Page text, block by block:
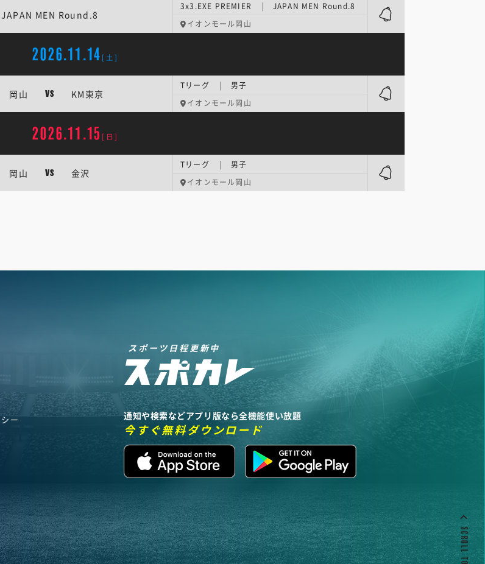
JAPAN MEN Round.8
3x3.EXE PREMIER | JAPAN MEN Round.8
イオンモール岡山
2026.11.14 [土]
岡山 VS KM東京
Tリーグ | 男子
イオンモール岡山
2026.11.15 [日]
岡山 VS 金沢
Tリーグ | 男子
イオンモール岡山
ー
スポーツ日程更新中
通知や検索などアプリ版なら全機能使い放題
今すぐ無料ダウンロード